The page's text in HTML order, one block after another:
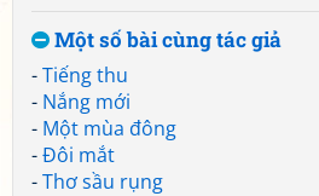
Một số bài cùng tác giả
-Tiếng thu
- Nắng mới
- Một mùa đông
-Đôi mắt
-Thơ sầu rụng